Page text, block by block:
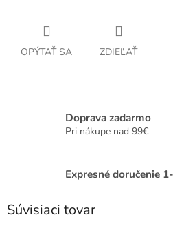
OPÝTAŤ SA ZDIEĽAŤ
Doprava zadarmo
Pri nákupe nad 99€
Expresné doručenie
Súvisiaci tovar